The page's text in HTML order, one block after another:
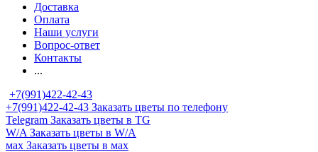
Доставка
Оплата
Наши услуги
Вопрос-ответ
Контакты
...
+7(991)422-42-43
+7(991)422-42-43 Заказать цветы по телефону
Telegram Заказать цветы в TG
W/A Заказать цветы в W/A
мах Заказать цветы в мах